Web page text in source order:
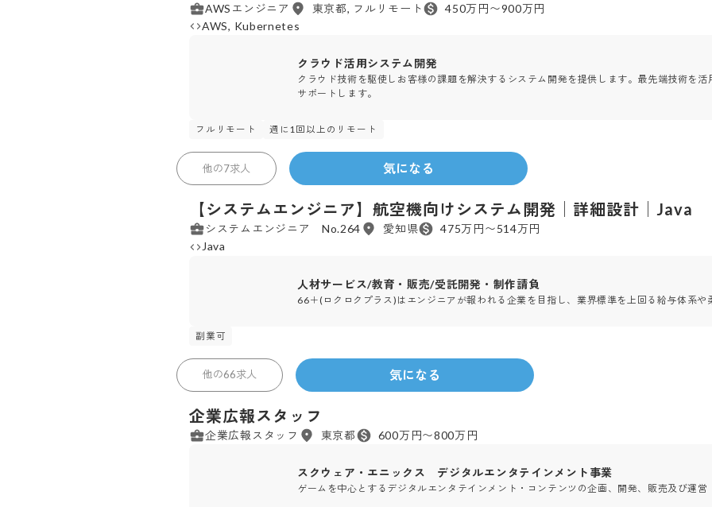
AWSエンジニア 東京都, フルリモート
450万円〜900万円
AWS, Kubernetes
クラウド活用システム開発
クラウド技術を駆使しお客様の課題を解決するシステム開発を提供します。最先端技術を
サポートします。
フルリモート 週に1回以上のリモート
他の7求人 気になる
ディプロス 株式会社 2001年 設立
【システムエンジニア】航空機向けシステム開発│詳細設計│Java
システムエンジニア No.264 愛知県
475万円〜514万円
Java
人材サービス/教育・販売/受託開発・制作請負
66＋(ロクロクプラス)はエンジニアが報われる企業を目指し、業界標準を上回る給与体系や
副業可
他の66求人 気になる
株式会社 スクウェア・エニックス 3330人
企業広報スタッフ
企業広報スタッフ 東京都 600万円〜800万円
スクウェア・エニックス デジタルエンタテインメント事業
ゲームを中心とするデジタルエンタテインメント・コンテンツの企画、開発、販売及び運営